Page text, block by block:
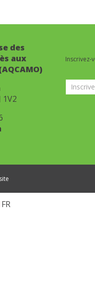
des
aux
1V2
Inscrivez-
FR